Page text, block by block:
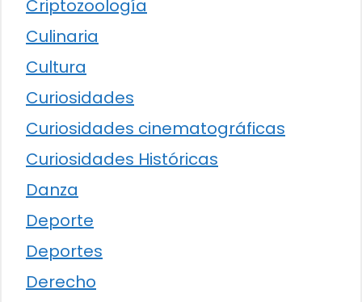
Criptozoología
Culinaria
Cultura
Curiosidades
Curiosidades cinematográficas
Curiosidades Históricas
Danza
Deporte
Deportes
Derecho